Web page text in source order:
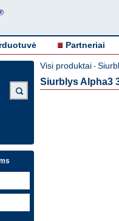
Partneriai
Visi produktai -
Siurblys Alpha3